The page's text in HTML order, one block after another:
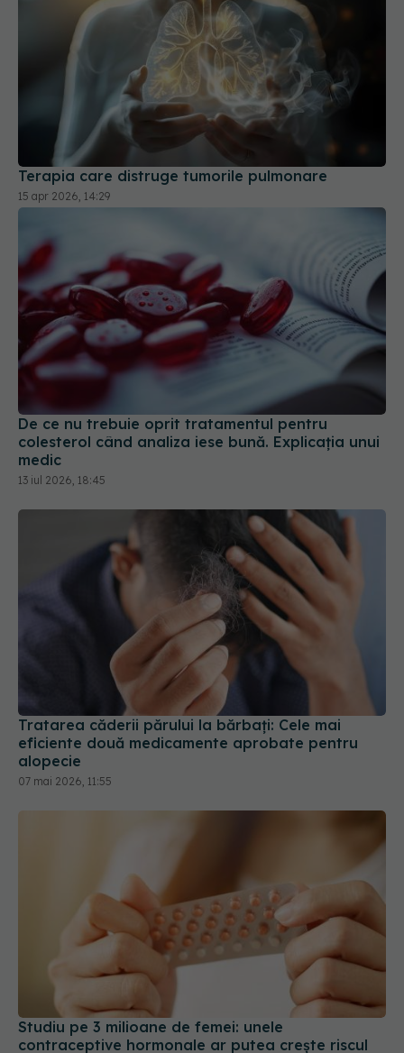
Terapia care distruge tumorile pulmonare
15 apr 2026, 14:29
De ce nu trebuie oprit tratamentul pentru
colesterol când analiza iese bună. Explicația unui
medic
13 iul 2026, 18:45
Tratarea căderii părului la bărbați: Cele mai
eficiente două medicamente aprobate pentru
alopecie
07 mai 2026, 11:55
Studiu pe 3 milioane de femei: unele
contraceptive hormonale ar putea crește riscul
de meningiom, cea mai frecventă tumoră
cerebrală
02 iul 2026, 23:47